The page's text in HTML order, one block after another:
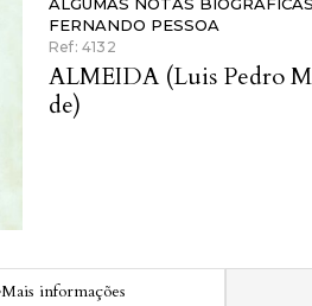
FERNANDO PESSOA
Ref: 4132
ALMEIDA (Luis Pedro
de)
Mais informações